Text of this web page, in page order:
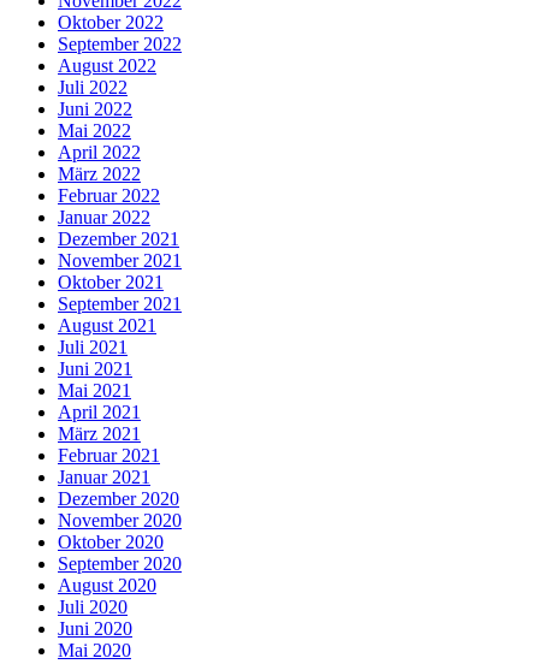
Oktober 2022
September 2022
August 2022
Juli 2022
Juni 2022
Mai 2022
April 2022
März 2022
Februar 2022
Januar 2022
Dezember 2021
November 2021
Oktober 2021
September 2021
August 2021
Juli 2021
Juni 2021
Mai 2021
April 2021
März 2021
Februar 2021
Januar 2021
Dezember 2020
November 2020
Oktober 2020
September 2020
August 2020
Juli 2020
Juni 2020
Mai 2020